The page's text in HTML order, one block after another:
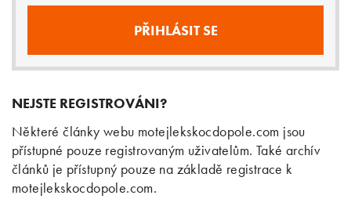
NEJSTE REGISTROVÁNI?
Některé články webu motejlekskocdopole.com jsou
přístupné pouze registrovaným uživatelům. Také archív
článků je přístupný pouze na základě registrace k
motejlekskocdopole.com.